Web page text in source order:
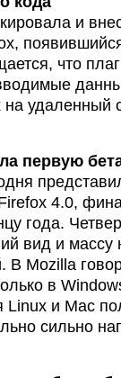
и
что
на удаленный
первую
4.0,
года.
вид и массу
В Mozilla
в
Linux и Mac
сильно